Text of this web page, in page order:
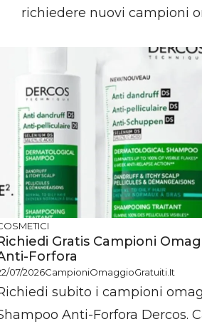
richiedere nuovi campioni
Gratis Campioni
Forfora
07/2026CampioniOmaggioGratuiti.it
subito i campioni
Anti-Forfora Dercos.